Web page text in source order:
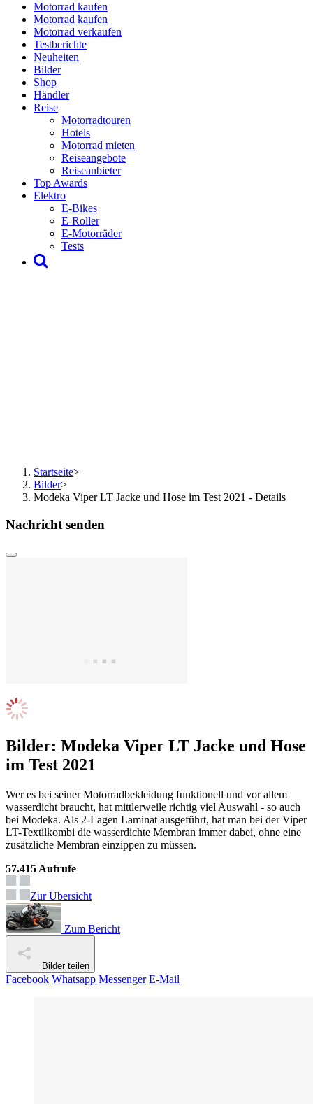
Motorrad kaufen
Motorrad kaufen
Motorrad verkaufen
Testberichte
Neuheiten
Bilder
Shop
Händler
Reise
Motorradtouren
Hotels
Motorrad mieten
Reiseangebote
Reiseanbieter
Top Awards
Elektro
E-Bikes
E-Roller
E-Motorräder
Tests
Startseite>
Bilder>
Modeka Viper LT Jacke und Hose im Test 2021 - Details
Nachricht senden
Bilder: Modeka Viper LT Jacke und Hose
im Test 2021
Wer es bei seiner Motorradbekleidung funktionell und vor allem
wasserdicht braucht, hat mittlerweile richtig viel Auswahl - so auch
bei Modeka. Als 2-Lagen Laminat ausgeführt, hat man bei der Viper
LT-Textilkombi die wasserdichte Membran immer dabei, ohne eine
zusätzliche Membran einzippen zu müssen.
57.415 Aufrufe
Zur Übersicht
Zum Bericht
Bilder teilen
Facebook Whatsapp Messenger E-Mail